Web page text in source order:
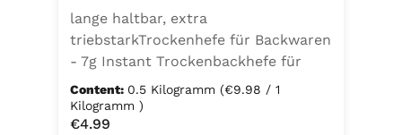
lange haltbar, extra
triebstarkTrockenhefe für Backwaren
- 7g Instant Trockenbackhefe für
500g Weizenmehl, entspricht 25g
FrischhefeZutaten: Trockenbackhefe,
Emulgator Sorbitanmonostearat
Content: 0.5 Kilogramm (€9.98 / 1
Kilogramm )
Regular price:
€4.99